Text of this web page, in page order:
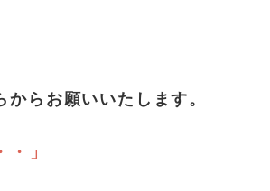
らお願いいたします。
」